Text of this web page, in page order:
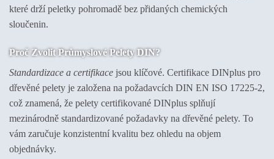
které drží peletky pohromadě bez přidaných chemických
sloučenin.
Proč Zvolit Průmyslové Pelety DIN?
Standardizace a certifikace jsou klíčové. Certifikace DINplus pro
dřevěné pelety je založena na požadavcích DIN EN ISO 17225-2,
což znamená, že pelety certifikované DINplus splňují
mezinárodně standardizované požadavky na dřevěné pelety. To
vám zaručuje konzistentní kvalitu bez ohledu na objem
objednávky.